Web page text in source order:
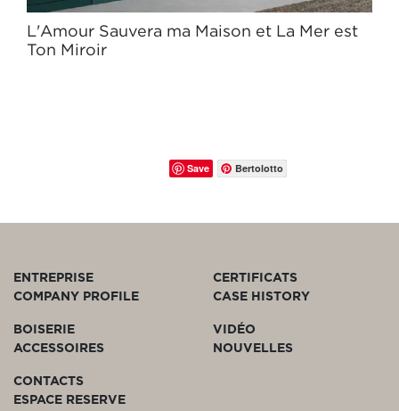
L'Amour Sauvera ma Maison et La Mer est
Ton Miroir
Save Bertolotto
ENTREPRISE
COMPANY PROFILE
CERTIFICATS
CASE HISTORY
BOISERIE
ACCESSOIRES
VIDÉO
NOUVELLES
CONTACTS
ESPACE RESERVE